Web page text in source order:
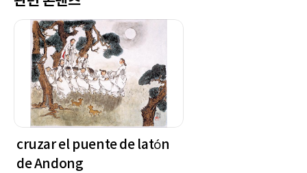
cruzar el puente de latón
de Andong